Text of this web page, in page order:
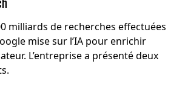
milliards de recherches effectuées
mise sur l’IA pour enrichir
L’entreprise a présenté deux